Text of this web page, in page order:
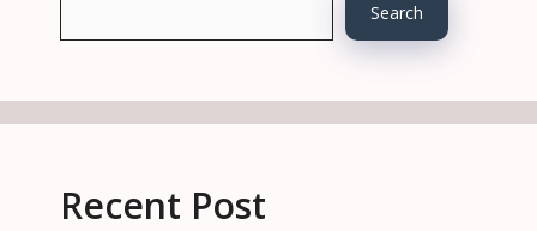
Search
Recent Post